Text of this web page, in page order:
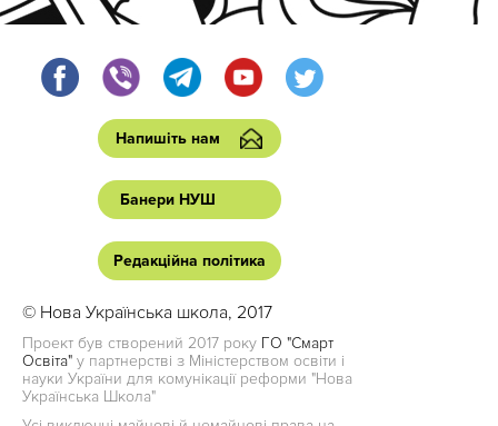
Напишіть нам
Банери НУШ
Редакційна політика
© Нова Українська школа, 2017
Проект був створений 2017 року ГО "Смарт
Освіта" у партнерстві з Міністерством освіти і
науки України для комунікації реформи "Нова
Українська Школа"